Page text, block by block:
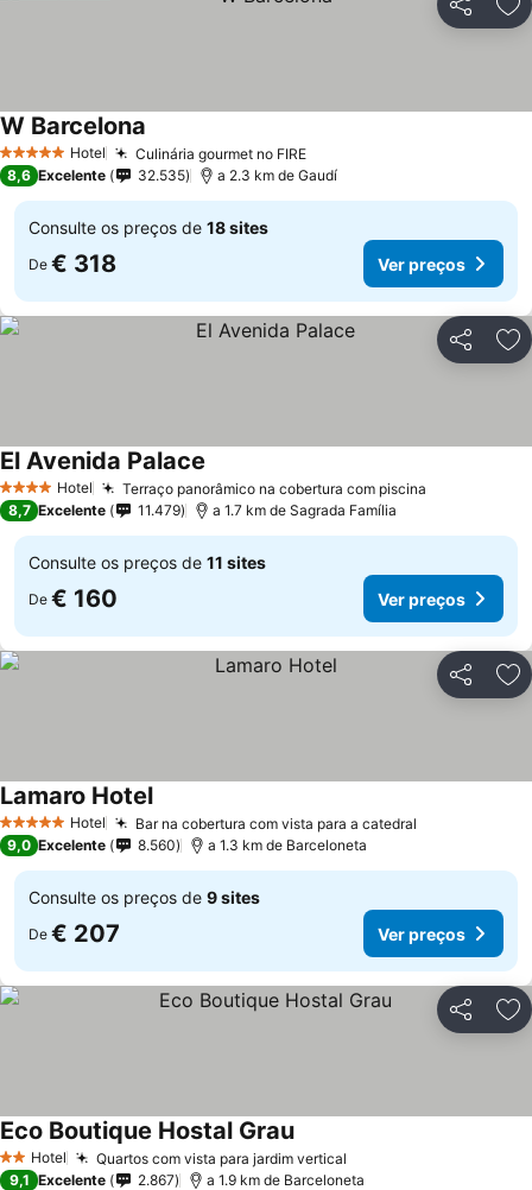
Partilhar
5 Estrelas Hotel Culinária gourmet no FIREVer preços
W Barcelona
8,6 Excelente 32.535 a 2.3 km de Gaudí
Consulte os preços de 18 sites
De € 318 Ver preços
Partilhar
4 EstrelasHotel Terraço panorâmico na cobertura com piscina
El Avenida Palace
8,7 Excelente 11.479 a 1.7 km de Sagrada Família
Consulte os preços de 11 sites
De € 160 Ver preços
Partilhar
5 Estrelas Hotel Bar na cobertura com vista para a catedral
Lamaro HotelVer preços
9,0 Excelente 8.560 a 1.3 km de Barceloneta
Consulte os preços de 9 sites
De € 207 Ver preços
Partilhar
2 Estrelas
Hotel Quartos com vista para jardim vertical
Eco Boutique Hostal GrauVer preços
9,1 Excelente 2.867 a 1.9 km de Barceloneta